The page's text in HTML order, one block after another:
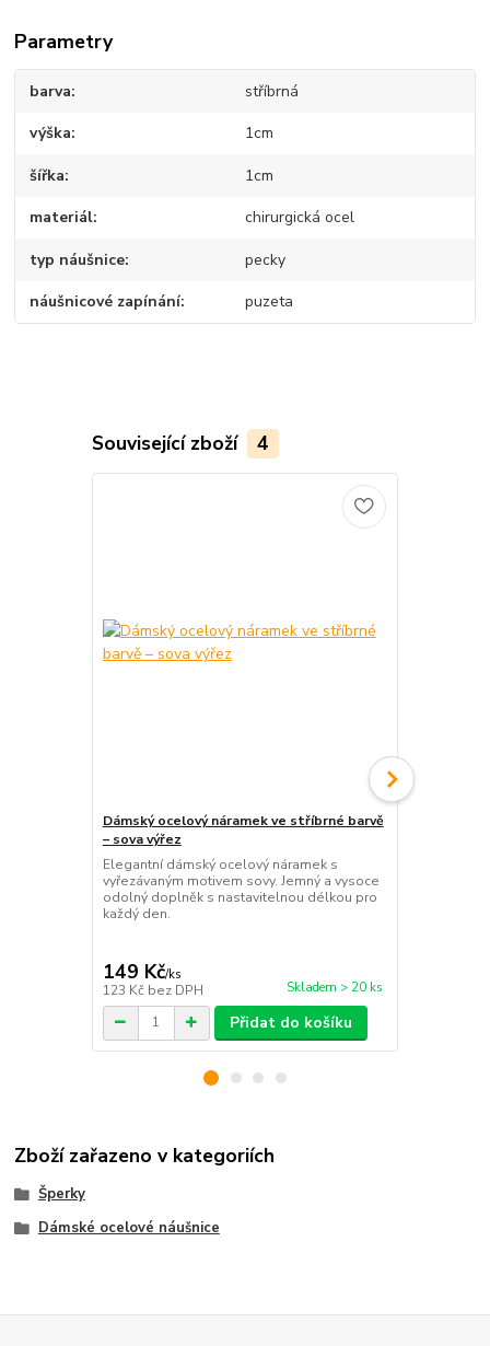
Parametry
barva stříbrná
výška 1cm
šířka 1cm
materiál chirurgická ocel
typ náušnice pecky
náušnicové zapínání puzeta
Související zboží 4
Dámský ocelový náramek ve stříbrné barvě
– sova výřez
Elegantní dámský ocelový náramek s
vyřezávaným motivem sovy. Jemný a vysoce
odolný doplněk s nastavitelnou délkou pro
každý den.
149 Kč/ks
123 Kč bez DPH Skladem > 20 ks
Přidat do košíku
Zboží zařazeno v kategoriích
Šperky
Dámské ocelové náušnice